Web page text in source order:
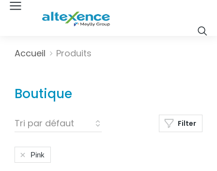
Vous êtes ici :
Accueil Produits
Boutique
Filter
Pink